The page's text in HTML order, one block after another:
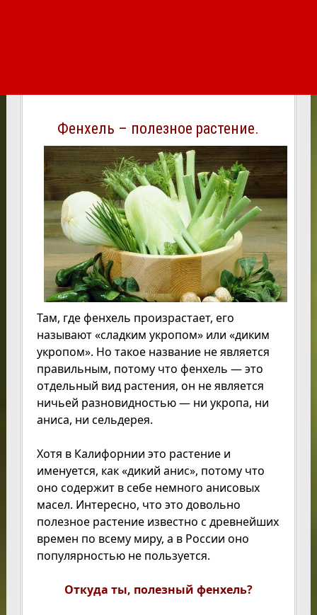
Фенхель – полезное растение.
Там, где фенхель произрастает, его
называют «сладким укропом» или «диким
укропом». Но такое название не является
правильным, потому что фенхель — это
отдельный вид растения, он не является
ничьей разновидностью — ни укропа, ни
аниса, ни сельдерея.
Хотя в Калифорнии это растение и
именуется, как «дикий анис», потому что
оно содержит в себе немного анисовых
масел. Интересно, что это довольно
полезное растение известно с древнейших
времен по всему миру, а в России оно
популярностью не пользуется.
Откуда ты, полезный фенхель?